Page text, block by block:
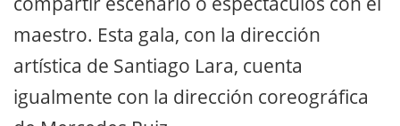
maestro. Esta gala, con la dirección
artística de Santiago Lara, cuenta
igualmente con la dirección coreográfica